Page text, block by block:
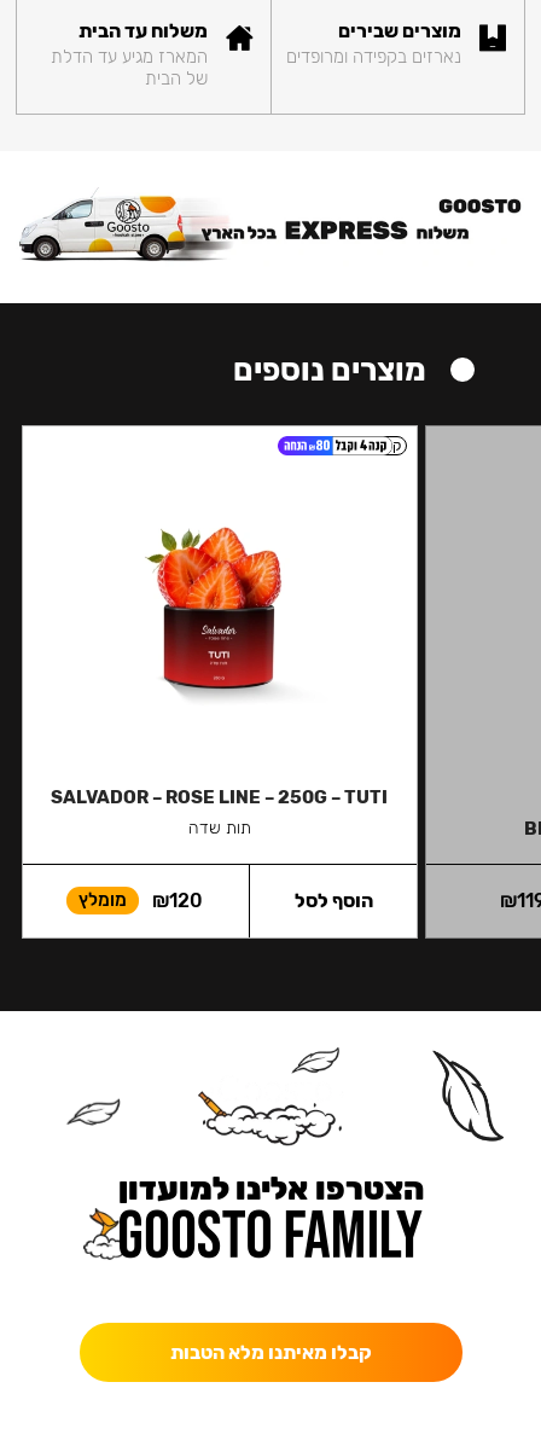
מוצרים שבירים
נארזים בקפידה ומרופדים
משלוח עד הבית
המארז מגיע עד הדלת
של הבית
מוצרים נוספים
₪
קל
SALVADOR – ROSE LINE – 250G – TUTI
תות שדה
₪120 מומלץ הוסף לסל
הצטרפו אלינו למועדון
קבלו מאיתנו מלא הטבות